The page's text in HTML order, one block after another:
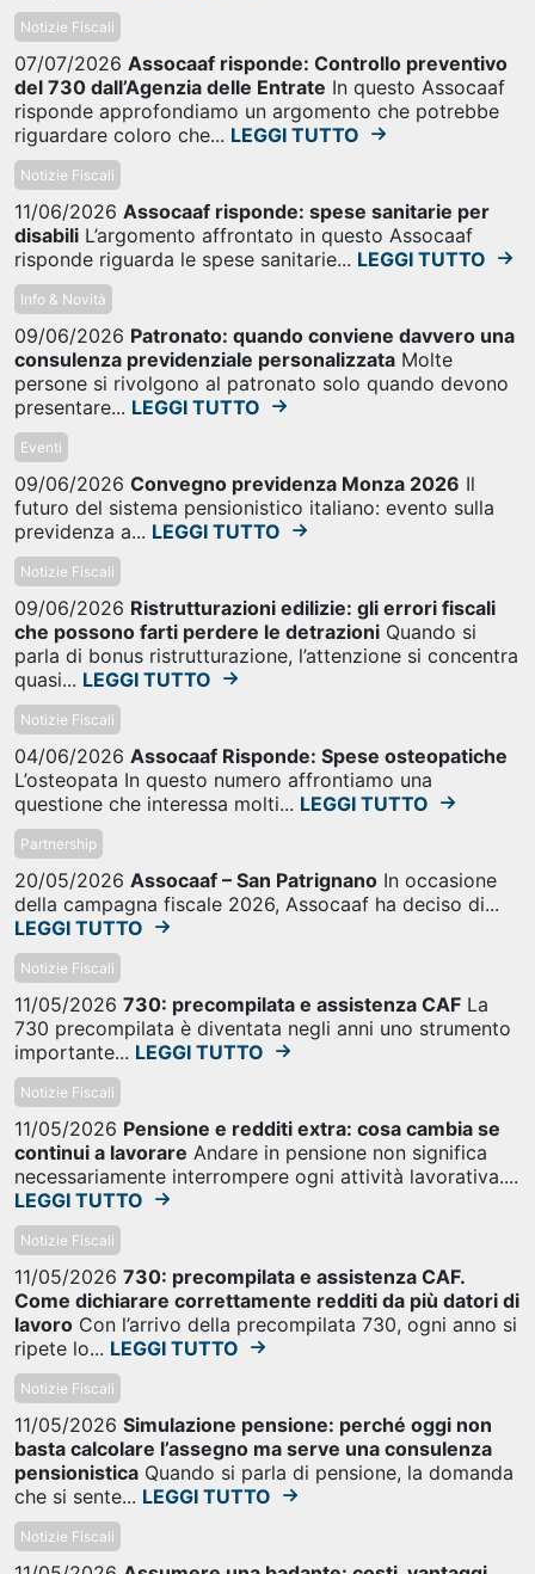
Notizie Fiscali
07/07/2026 Assocaaf risponde: Controllo preventivo
del 730 dall’Agenzia delle Entrate In questo Assocaaf
risponde approfondiamo un argomento che potrebbe
riguardare coloro che... LEGGI TUTTO
Notizie Fiscali
11/06/2026 Assocaaf risponde: spese sanitarie per
disabili L’argomento affrontato in questo Assocaaf
risponde riguarda le spese sanitarie... LEGGI TUTTO
Info & Novità
09/06/2026 Patronato: quando conviene davvero una
consulenza previdenziale personalizzata Molte
persone si rivolgono al patronato solo quando devono
presentare... LEGGI TUTTO
Eventi
09/06/2026 Convegno previdenza Monza 2026 Il
futuro del sistema pensionistico italiano: evento sulla
previdenza a... LEGGI TUTTO
Notizie Fiscali
09/06/2026 Ristrutturazioni edilizie: gli errori fiscali
che possono farti perdere le detrazioni Quando si
parla di bonus ristrutturazione, l’attenzione si concentra
quasi... LEGGI TUTTO
Notizie Fiscali
04/06/2026 Assocaaf Risponde: Spese osteopatiche
L’osteopata In questo numero affrontiamo una
questione che interessa molti... LEGGI TUTTO
Partnership
20/05/2026 Assocaaf – San Patrignano In occasione
della campagna fiscale 2026, Assocaaf ha deciso di...
LEGGI TUTTO
Notizie Fiscali
11/05/2026 730: precompilata e assistenza CAF La
730 precompilata è diventata negli anni uno strumento
importante... LEGGI TUTTO
Notizie Fiscali
11/05/2026 Pensione e redditi extra: cosa cambia se
continui a lavorare Andare in pensione non significa
necessariamente interrompere ogni attività lavorativa....
LEGGI TUTTO
Notizie Fiscali
11/05/2026 730: precompilata e assistenza CAF.
Come dichiarare correttamente redditi da più datori di
lavoro Con l’arrivo della precompilata 730, ogni anno si
ripete lo... LEGGI TUTTO
Notizie Fiscali
11/05/2026 Simulazione pensione: perché oggi non
basta calcolare l’assegno ma serve una consulenza
pensionistica Quando si parla di pensione, la domanda
che si sente... LEGGI TUTTO
Notizie Fiscali